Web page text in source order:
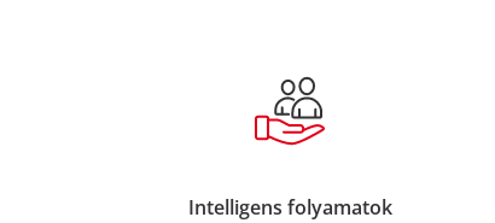
Intelligens folyamatok